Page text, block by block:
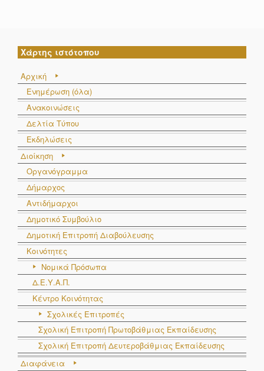
Χάρτης ιστότοπου
Αρχική
Ενημέρωση (όλα)
Ανακοινώσεις
Δελτία Τύπου
Εκδηλώσεις
Διοίκηση
Οργανόγραμμα
Δήμαρχος
Αντιδήμαρχοι
Δημοτικό Συμβούλιο
Δημοτική Επιτροπή Διαβούλευσης
Κοινότητες
Νομικά Πρόσωπα
Δ.Ε.Υ.Α.Π.
Κέντρο Κοινότητας
Σχολικές Επιτροπές
Σχολική Επιτροπή Πρωτοβάθμιας Εκπαίδευσης
Σχολική Επιτροπή Δευτεροβάθμιας Εκπαίδευσης
Διαφάνεια